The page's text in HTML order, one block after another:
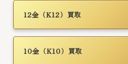
12金（K12）買取
10金（K10）買取